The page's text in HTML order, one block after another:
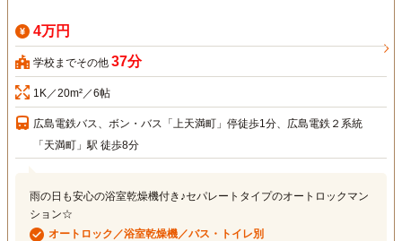
4万円
学校までその他 37分
1K／20m²／6帖
広島電鉄バス、ボン・バス「上天満町」停徒歩1分、広島電鉄２系統
「天満町」駅 徒歩8分
雨の日も安心の浴室乾燥機付き♪セパレートタイプのオートロックマン
ション☆
オートロック／浴室乾燥機／バス・トイレ別